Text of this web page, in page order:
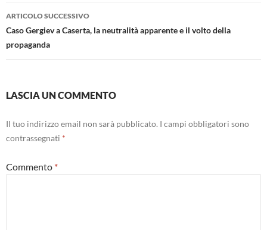
ARTICOLO SUCCESSIVO
Caso Gergiev a Caserta, la neutralità apparente e il volto della
propaganda
LASCIA UN COMMENTO
Il tuo indirizzo email non sarà pubblicato. I campi obbligatori sono
contrassegnati *
Commento *